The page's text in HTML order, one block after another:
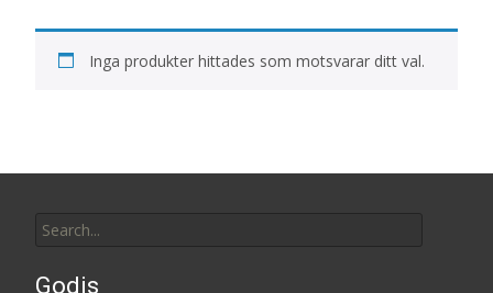
Inga produkter hittades som motsvarar ditt val.
for:
Godis